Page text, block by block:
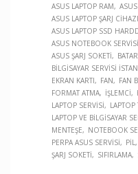
ASUS LAPTOP RAM
ASUS LAPTOP ŞARJ CIHAZI
ASUS LAPTOP SSD
ASUS NOTEBOOK SERVISI
ASUS ŞARJ SOKETI
BILGISAYAR SERVISI
EKRAN KARTI
FAN FAN
FORMAT ATMA
İŞLEMCI
LAPTOP SERVISI
LAPTOP
LAPTOP VE BILGISAYAR
MENTEŞE
NOTEBOOK
PERPA ASUS SERVISI
PIL
ŞARJ SOKETI
SIFIRLAMA